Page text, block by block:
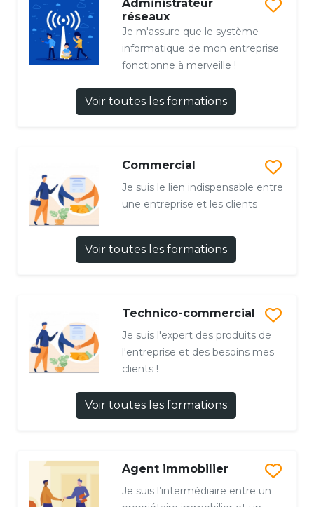
Administrateur
réseaux
Je m'assure que le système
informatique de mon entreprise
fonctionne à merveille !
Voir toutes les formations
Commercial
Je suis le lien indispensable entre
une entreprise et les clients
Voir toutes les formations
Technico-commercial
Je suis l'expert des produits de
l'entreprise et des besoins mes
clients !
Voir toutes les formations
Agent immobilier
Je suis l’intermédiaire entre un